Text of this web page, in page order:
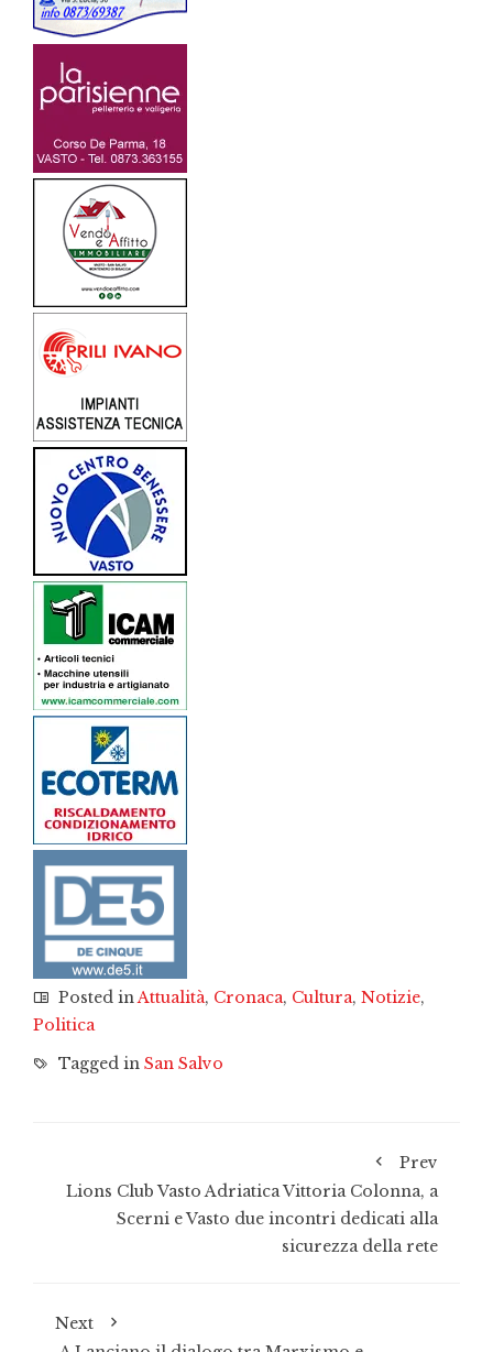
Posted inAttualità, Cronaca, Cultura, Notizie,
Politica
Tagged in San Salvo
Prev
Lions Club Vasto Adriatica Vittoria Colonna, a
Scerni e Vasto due incontri dedicati alla
sicurezza della rete
Next